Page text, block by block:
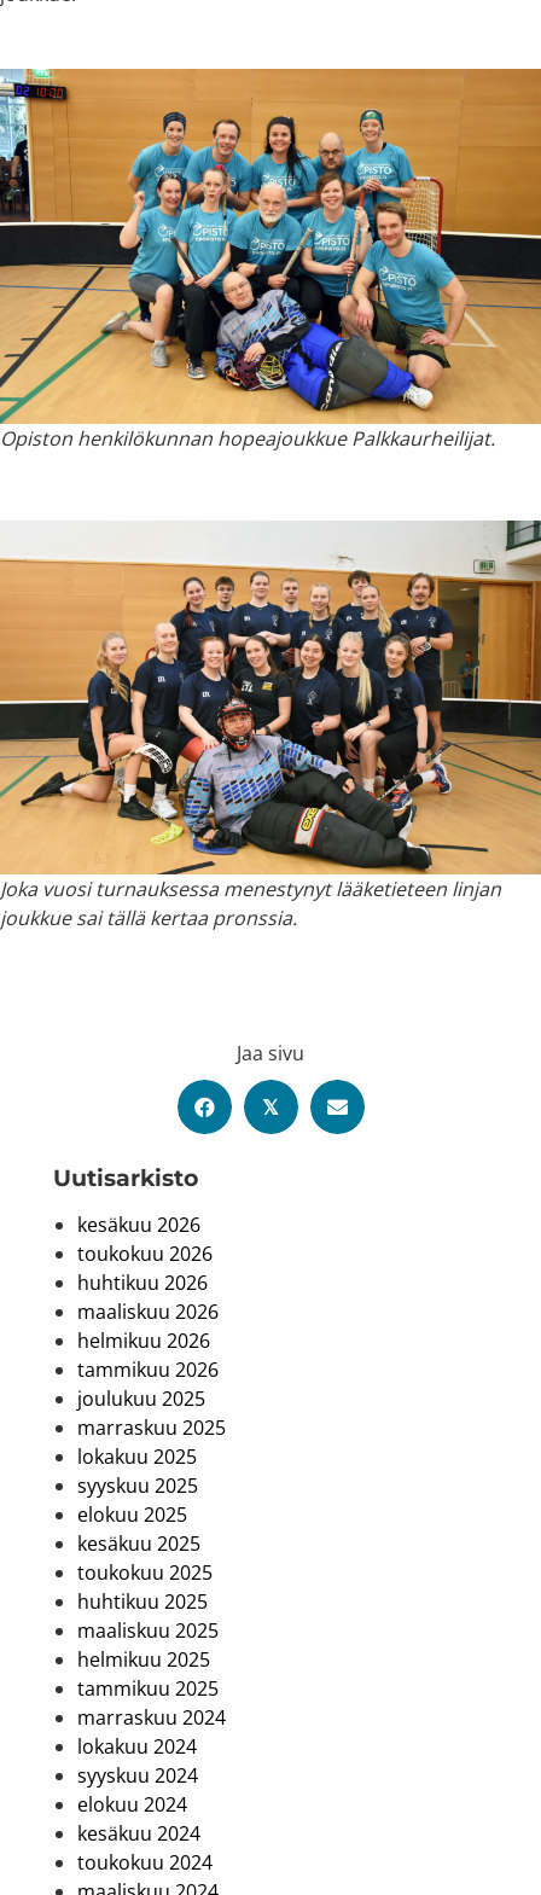
Uutis­arkisto
kesäkuu 2026
toukokuu 2026
huhtikuu 2026
maaliskuu 2026
helmikuu 2026
tammikuu 2026
joulukuu 2025
marraskuu 2025
lokakuu 2025
syyskuu 2025
elokuu 2025
kesäkuu 2025
toukokuu 2025
huhtikuu 2025
maaliskuu 2025
helmikuu 2025
tammikuu 2025
marraskuu 2024
lokakuu 2024
syyskuu 2024
elokuu 2024
kesäkuu 2024
toukokuu 2024
Opiston henkilökunnan hopeajoukkue Palkkaurheilijat.
Joka vuosi turnauksessa menestynyt lääketieteen linjan
joukkue sai tällä kertaa pronssia.
Jaa sivu
𝕏